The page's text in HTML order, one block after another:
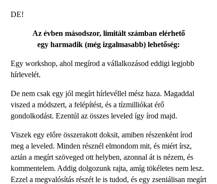
DE!
Az évben másodszor, limitált számban elérhető
egy harmadik (még izgalmasabb) lehetőség:
Egy workshop, ahol megírod a vállalkozásod eddigi legjobb
hírlevelét.
De nem csak egy jól megírt hírlevéllel mész haza. Magaddal
viszed a módszert, a felépítést, és a tízmilliókat érő
gondolkodást. Ezentúl az összes leveled így írod majd.
Viszek egy előre összerakott doksit, amiben részenként írod
meg a leveled. Minden résznél elmondom mit, és miért írsz,
aztán a megírt szöveged ott helyben, azonnal át is nézem, és
kommentelem. Addig dolgozunk rajta, amíg tökéletes nem lesz.
Ezzel a megvalósítás részét le is tudod, és egy zseniálisan megírt